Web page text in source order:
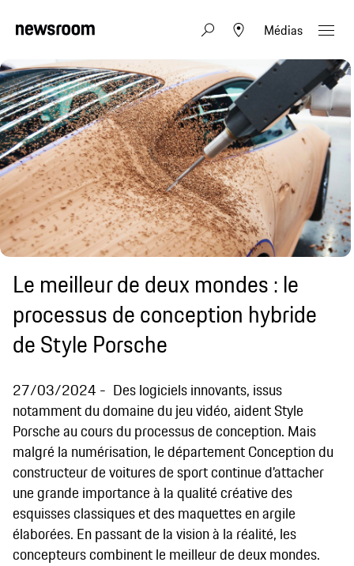
Médias
Le meilleur de deux mondes : le
processus de conception hybride
de Style Porsche
27/03/2024
Des logiciels innovants, issus
notamment du domaine du jeu vidéo, aident Style
Porsche au cours du processus de conception. Mais
malgré la numérisation, le département Conception du
constructeur de voitures de sport continue d’attacher
une grande importance à la qualité créative des
esquisses classiques et des maquettes en argile
élaborées. En passant de la vision à la réalité, les
concepteurs combinent le meilleur de deux mondes.